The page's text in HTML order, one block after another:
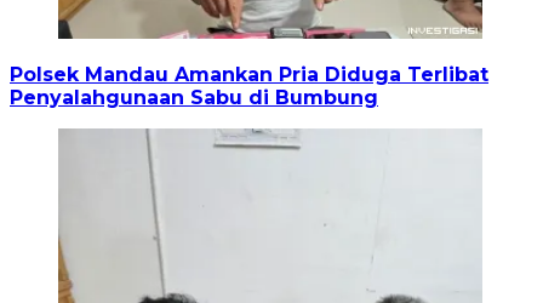
Polsek Mandau Amankan Pria Diduga Terlibat
Penyalahgunaan Sabu di Bumbung